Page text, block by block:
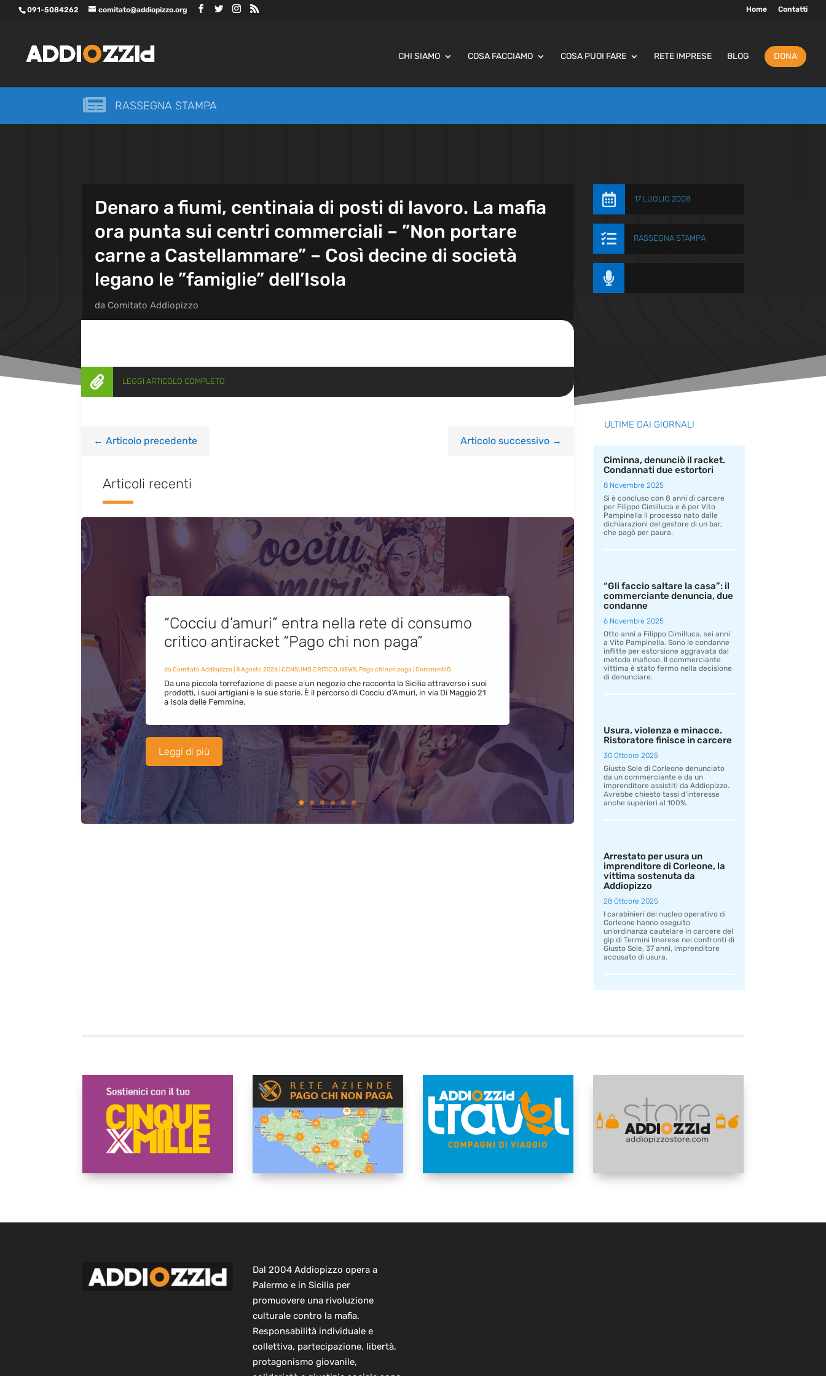
091-5084262 comitato@addiopizzo.org Home Contatti
CHI SIAMO COSA FACCIAMO COSA PUOI FARE RETE IMPRESE BLOG DONA
 RASSEGNA STAMPA
Denaro a fiumi, centinaia di posti di lavoro. La mafia
ora punta sui centri commerciali – ”Non portare
carne a Castellammare” – Così decine di società
legano le ”famiglie” dell’Isola
da Comitato Addiopizzo
 17 LUGLIO 2008
 RASSEGNA STAMPA

 LEGGI ARTICOLO COMPLETO
← Articolo precedente Articolo successivo→
Articoli recenti
“Cocciu d’amuri” entra nella rete di consumo
critico antiracket “Pago chi non paga”
da Comitato Addiopizzo| 8 Agosto 2026| CONSUMO CRITICO,NEWS,Pago chi non paga | Commenti 0
Da una piccola torrefazione di paese a un negozio che racconta la Sicilia attraverso i suoi
prodotti, i suoi artigiani e le sue storie. È il percorso di Cocciu d’Amuri, in via Di Maggio 21
a Isola delle Femmine.
Leggi di più
ULTIME DAI GIORNALI
Ciminna, denunciò il racket.
Condannati due estortori
8 Novembre 2025
Si è concluso con 8 anni di carcere
per Filippo Cimilluca e 6 per Vito
Pampinella il processo nato dalle
dichiarazioni del gestore di un bar,
che pagò per paura.
“Gli faccio saltare la casa”: il
commerciante denuncia, due
condanne
6 Novembre 2025
Otto anni a Filippo Cimilluca, sei anni
a Vito Pampinella. Sono le condanne
inflitte per estorsione aggravata dal
metodo mafioso. Il commerciante
vittima è stato fermo nella decisione
di denunciare.
Usura, violenza e minacce.
Ristoratore finisce in carcere
30 Ottobre 2025
Giusto Sole di Corleone denunciato
da un commerciante e da un
imprenditore assistiti da Addiopizzo.
Avrebbe chiesto tassi d’interesse
anche superiori al 100%.
Arrestato per usura un
imprenditore di Corleone, la
vittima sostenuta da
Addiopizzo
28 Ottobre 2025
I carabinieri del nucleo operativo di
Corleone hanno eseguito
un’ordinanza cautelare in carcere del
gip di Termini Imerese nei confronti di
Giusto Sole, 37 anni, imprenditore
accusato di usura.
Dal 2004 Addiopizzo opera a
Palermo e in Sicilia per
promuovere una rivoluzione
culturale contro la mafia.
Responsabilità individuale e
collettiva, partecipazione, libertà,
protagonismo giovanile,